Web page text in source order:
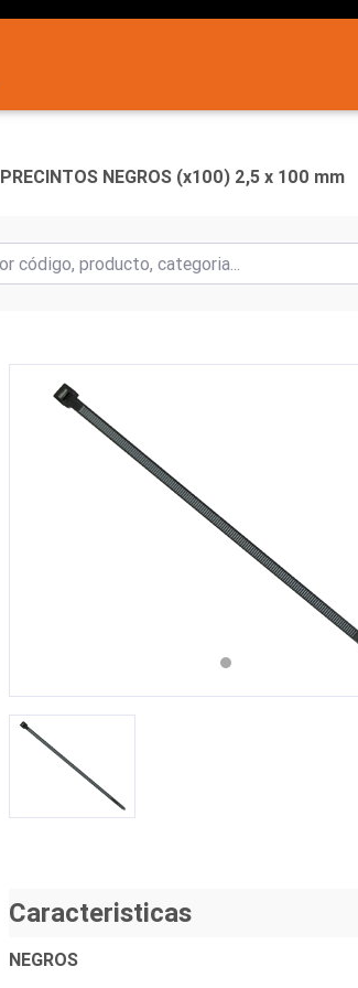
PRECINTOS NEGROS (x100) 2,5 x 100 mm
Caracteristicas
NEGROS